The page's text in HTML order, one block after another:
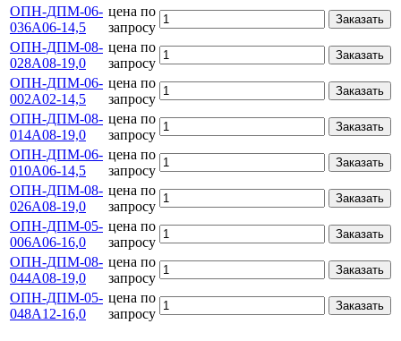
ОПН-ДПМ-06-
036А06-14,5
цена по
запросу
Заказать
ОПН-ДПМ-08-
028А08-19,0
цена по
запросу
Заказать
ОПН-ДПМ-06-
002А02-14,5
цена по
запросу
Заказать
ОПН-ДПМ-08-
014А08-19,0
цена по
запросу
Заказать
ОПН-ДПМ-06-
010А06-14,5
цена по
запросу
Заказать
ОПН-ДПМ-08-
026А08-19,0
цена по
запросу
Заказать
ОПН-ДПМ-05-
006А06-16,0
цена по
запросу
Заказать
ОПН-ДПМ-08-
044А08-19,0
цена по
запросу
Заказать
ОПН-ДПМ-05-
048А12-16,0
цена по
запросу
Заказать